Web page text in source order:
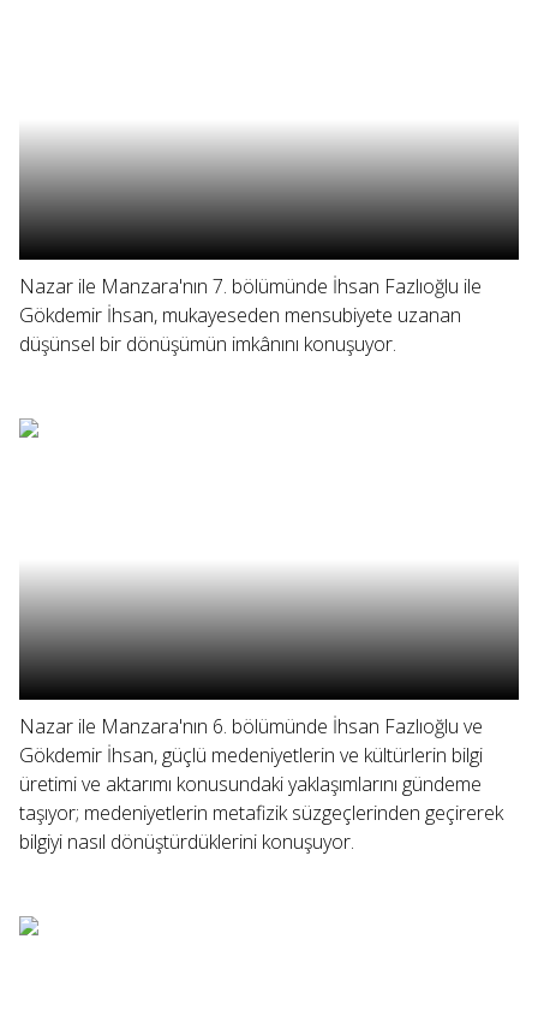
Nazar ile Manzara'nın 7. bölümünde İhsan Fazlıoğlu ile
Gökdemir İhsan, mukayeseden mensubiyete uzanan
düşünsel bir dönüşümün imkânını konuşuyor.
Nazar ile Manzara'nın 6. bölümünde İhsan Fazlıoğlu ve
Gökdemir İhsan, güçlü medeniyetlerin ve kültürlerin bilgi
üretimi ve aktarımı konusundaki yaklaşımlarını gündeme
taşıyor; medeniyetlerin metafizik süzgeçlerinden geçirerek
bilgiyi nasıl dönüştürdüklerini konuşuyor.